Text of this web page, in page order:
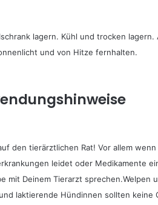
lagern. Kühl und trocken lagern.
und von Hitze fernhalten.
den tierärztlichen Rat! Vor allem wenn
leidet oder Medikamente
mit Deinem Tierarzt sprechen.Welpen
laktierende Hündinnen sollten keine